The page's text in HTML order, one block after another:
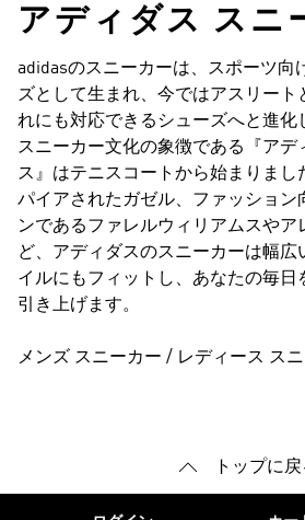
アディダス スニ
adidasのスニーカーは、スポーツ向
ズとして生まれ、今ではアスリート
れにも対応できるシューズへと進化
スニーカー文化の象徴である『アデ
ス』はテニスコートから始まりまし
パイアされたガゼル、ファッション
ンであるファレルウィリアムスやア
ど、アディダスのスニーカーは幅広
イルにもフィットし、あなたの毎日
引き上げます。
メンズ スニーカー / レディース ス
トップに戻